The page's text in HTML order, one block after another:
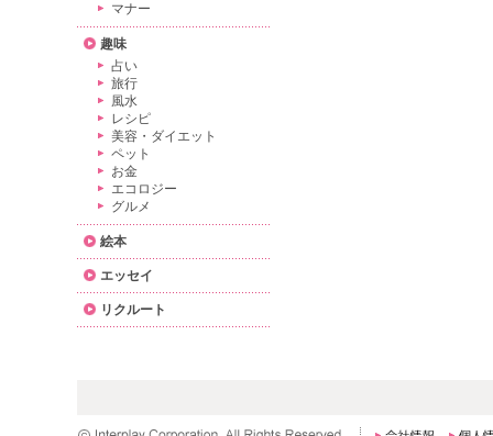
マナー
趣味
占い
旅行
風水
レシピ
美容・ダイエット
ペット
お金
エコロジー
グルメ
絵本
エッセイ
リクルート